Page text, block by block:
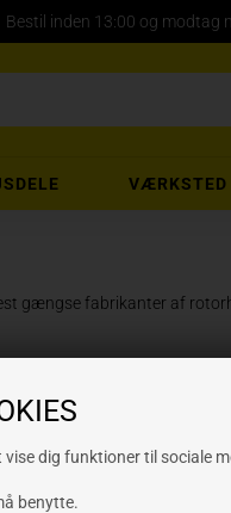
dig funktioner til sociale
benytte.
Bestil inden 13:00 og modtag
VÆRKSTED
gængse fabrikanter af
Kverneland rotorharvedele